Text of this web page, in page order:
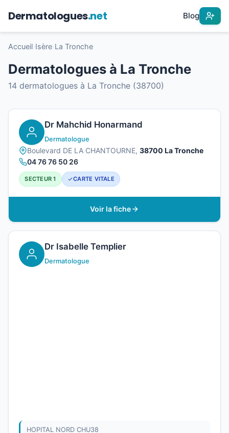
Dermatologues.net Blog
Accueil Isère La Tronche
Dermatologues à La Tronche
14 dermatologues à La Tronche (38700)
Dr Mahchid Honarmand
Dermatologue
Boulevard DE LA CHANTOURNE, 38700 La Tronche
04 76 76 50 26
SECTEUR 1 CARTE VITALE
Voir la fiche
Dr Isabelle Templier
Dermatologue
HOPITAL NORD CHU38